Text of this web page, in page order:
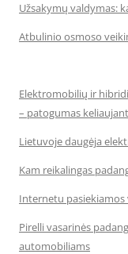
Užsakymų valdymas:
Atbulinio osmoso
Elektromobilių ir
– patogumas keliaujant
Lietuvoje daugėja
Kam reikalingas
Internetu
Pirelli vasarinės
automobiliams